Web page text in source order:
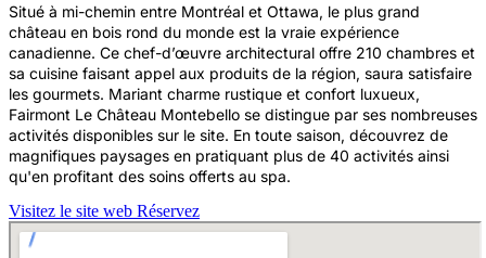
Situé à mi-chemin entre Montréal et Ottawa, le plus grand
château en bois rond du monde est la vraie expérience
canadienne. Ce chef-d’œuvre architectural offre 210 chambres et
sa cuisine faisant appel aux produits de la région, saura satisfaire
les gourmets. Mariant charme rustique et confort luxueux,
Fairmont Le Château Montebello se distingue par ses nombreuses
activités disponibles sur le site. En toute saison, découvrez de
magnifiques paysages en pratiquant plus de 40 activités ainsi
qu'en profitant des soins offerts au spa.
Visitez le site web Réservez